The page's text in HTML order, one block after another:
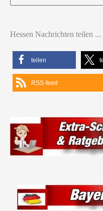
nach:
Hessen Nachrichten teilen ...
teilen
RSS-feed